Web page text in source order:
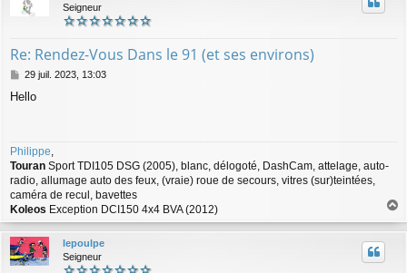
Seigneur
Re: Rendez-Vous Dans le 91 (et ses environs)
M
s
e
29 juil. 2023, 13:03
Hello
Philippe,
Touran Sport TDI105 DSG (2005), blanc, délogoté, DashCam, attelage, auto-
radio, allumage auto des feux, (vraie) roue de secours, vitres (sur)teintées,
caméra de recul, bavettes
Koleos Exception DCI150 4x4 BVA (2012)
a
u
lepoulpe
Seigneur